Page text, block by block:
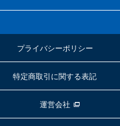
プライバシーポリシー
特定商取引に関する表記
運営会社